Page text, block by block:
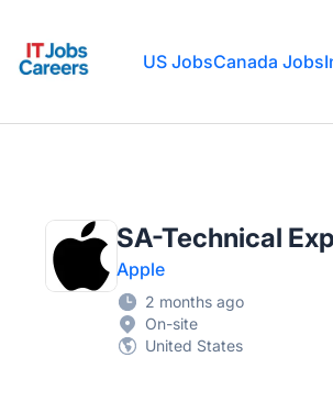
US JobsCanada Jobs
SA-Technical
Apple
2 months ago
On-site
United States